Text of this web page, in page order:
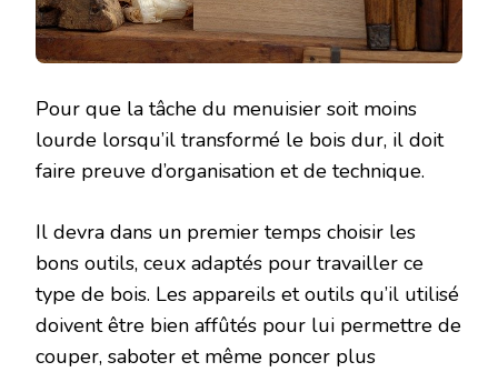
Pour que la tâche du menuisier soit moins
lourde lorsqu’il transformé le bois dur, il doit
faire preuve d’organisation et de technique.
Il devra dans un premier temps choisir les
bons outils, ceux adaptés pour travailler ce
type de bois. Les appareils et outils qu’il utilisé
doivent être bien affûtés pour lui permettre de
couper, saboter et même poncer plus